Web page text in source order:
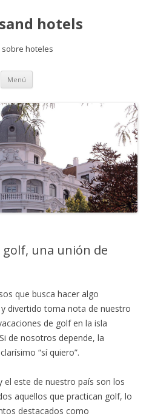
hotels
sobre hoteles
Menú Saltar
contenido
una unión de
que busca hacer algo
divertido toma nota de nuestro
de golf en la isla
de nosotros depende, la
“sí quiero”.
el este de nuestro país son los
aquellos que practican golf, lo
destacados como